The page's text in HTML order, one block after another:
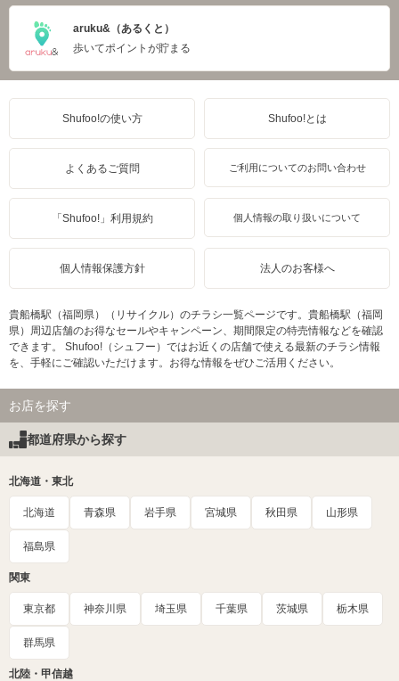
aruku&（あるくと）
歩いてポイントが貯まる
Shufoo!の使い方 Shufoo!とは
よくあるご質問 ご利用についてのお問い合わせ
「Shufoo!」利用規約 個人情報の取り扱いについて
個人情報保護方針 法人のお客様へ
貴船橋駅（福岡県）（リサイクル）のチラシ一覧ページです。貴船橋駅（福岡
県）周辺店舗のお得なセールやキャンペーン、期間限定の特売情報などを確認
できます。 Shufoo!（シュフー）ではお近くの店舗で使える最新のチラシ情報
を、手軽にご確認いただけます。お得な情報をぜひご活用ください。
お店を探す
都道府県から探す
北海道・東北
北海道 青森県 岩手県 宮城県 秋田県 山形県
福島県
関東
東京都 神奈川県 埼玉県 千葉県 茨城県 栃木県
群馬県
北陸・甲信越